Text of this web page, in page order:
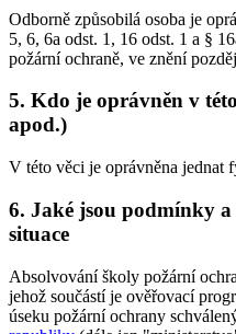
Odborně způsobilá osoba je
5, 6, 6a odst. 1, 16 odst. 1 a §
požární ochraně, ve znění
5. Kdo je oprávněn v
apod.)
V této věci je oprávněna jednat
6. Jaké jsou podmínky
situace
Absolvování školy požární
jehož součástí je ověřovací
úseku požární ochrany